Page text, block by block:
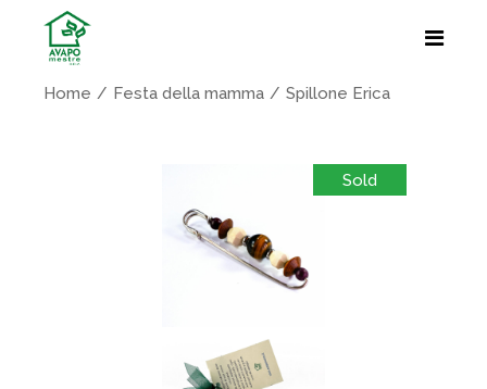
Home Festa della mamma Spillone Erica
Sold